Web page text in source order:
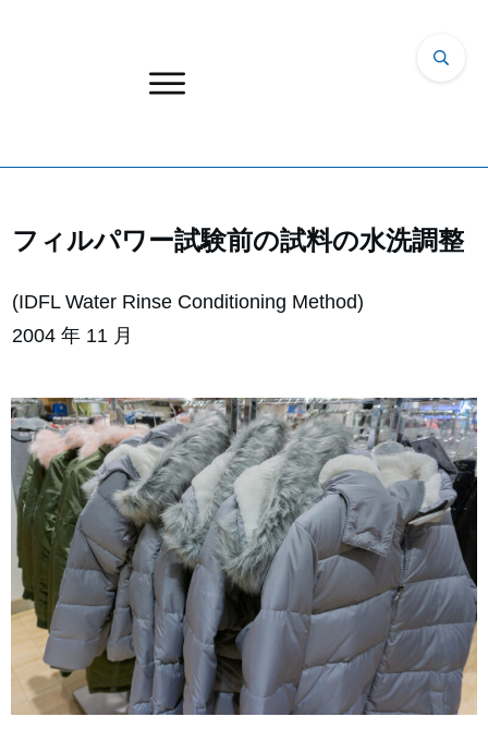
フィルパワー試験前の試料の水洗調整
(IDFL Water Rinse Conditioning Method)
2004 年 11 月